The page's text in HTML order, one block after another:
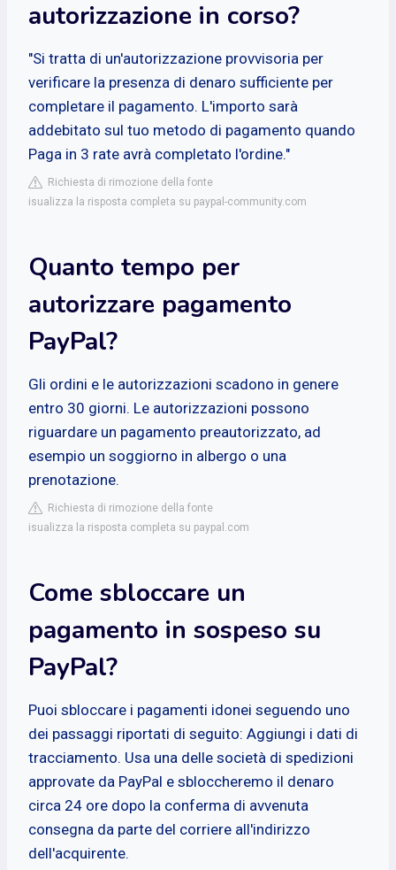
autorizzazione in corso?
"Si tratta di un'autorizzazione provvisoria per
verificare la presenza di denaro sufficiente per
completare il pagamento. L'importo sarà
addebitato sul tuo metodo di pagamento quando
Paga in 3 rate avrà completato l'ordine."
Richiesta di rimozione della fonte
isualizza la risposta completa su paypal-community.com
Quanto tempo per
autorizzare pagamento
PayPal?
Gli ordini e le autorizzazioni scadono in genere
entro 30 giorni. Le autorizzazioni possono
riguardare un pagamento preautorizzato, ad
esempio un soggiorno in albergo o una
prenotazione.
Richiesta di rimozione della fonte
isualizza la risposta completa su paypal.com
Come sbloccare un
pagamento in sospeso su
PayPal?
Puoi sbloccare i pagamenti idonei seguendo uno
dei passaggi riportati di seguito: Aggiungi i dati di
tracciamento. Usa una delle società di spedizioni
approvate da PayPal e sbloccheremo il denaro
circa 24 ore dopo la conferma di avvenuta
consegna da parte del corriere all'indirizzo
dell'acquirente.